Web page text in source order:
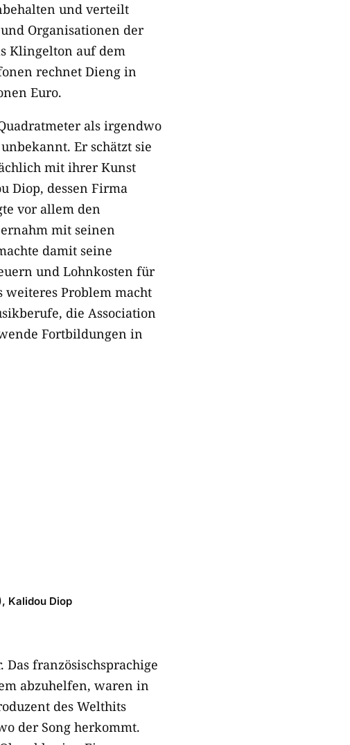
und verteilt
Organisationen der
Klingelton auf dem
rechnet Dieng in
Euro.
als irgendwo
Er schätzt sie
mit ihrer Kunst
Diop, dessen Firma
vor allem den
mit seinen
damit seine
und Lohnkosten für
weiteres Problem macht
die Association
Fortbildungen in
Kalidou Diop
französischsprachige
abzuhelfen, waren in
des Welthits
der Song herkommt.